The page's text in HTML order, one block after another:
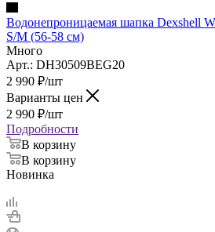
Водонепроницаемая шапка Dexshell
S/M (56-58 см)
Много
Арт.: DH30509BEG20
2 990 ₽/шт
Варианты цен
2 990 ₽/шт
Подробности
В корзину
В корзину
Новинка